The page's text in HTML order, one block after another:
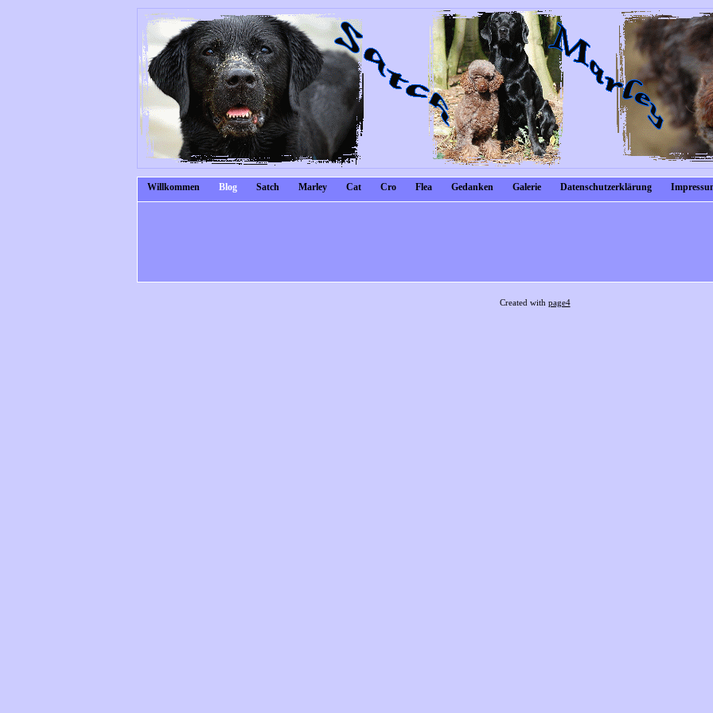
Willkommen Blog Satch Marley Cat Cro Flea Gedanken Galerie Datenschutzerklärung
Created with page4